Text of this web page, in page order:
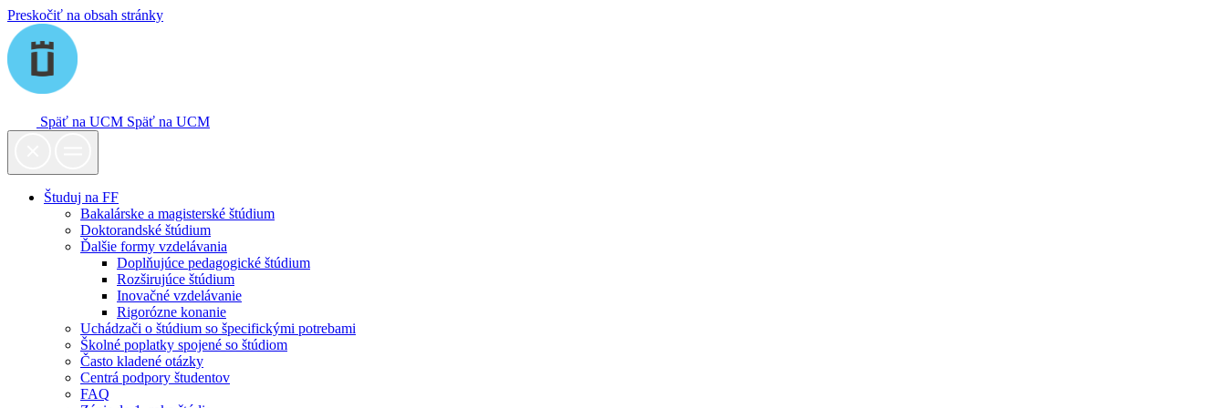
Preskočiť na obsah stránky
Späť na UCM Späť na UCM
Študuj na FF
Bakalárske a magisterské štúdium
Doktorandské štúdium
Ďalšie formy vzdelávania
Doplňujúce pedagogické štúdium
Rozširujúce štúdium
Inovačné vzdelávanie
Rigorózne konanie
Uchádzači o štúdium so špecifickými potrebami
Školné poplatky spojené so štúdiom
Často kladené otázky
Centrá podpory študentov
FAQ